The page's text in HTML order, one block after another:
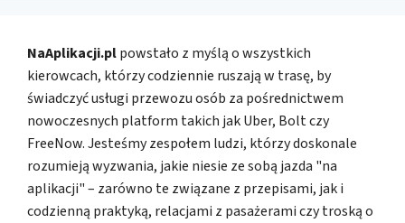
NaAplikacji.plpowstało z myślą o wszystkich
kierowcach, którzy codziennie ruszają w trasę, by
świadczyć usługi przewozu osób za pośrednictwem
nowoczesnych platform takich jak Uber, Bolt czy
FreeNow. Jesteśmy zespołem ludzi, którzy doskonale
rozumieją wyzwania, jakie niesie ze sobą jazda "na
aplikacji" – zarówno te związane z przepisami, jak i
codzienną praktyką, relacjami z pasażerami czy troską o